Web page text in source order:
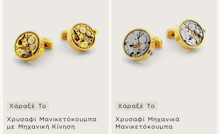
Χρυσαφί Μανικετόκουμπα
με Μηχανική Κίνηση
Χάραξέ Το
Χρυσαφί Μηχανικά
Μανικετόκουμπα
Χάραξέ Το